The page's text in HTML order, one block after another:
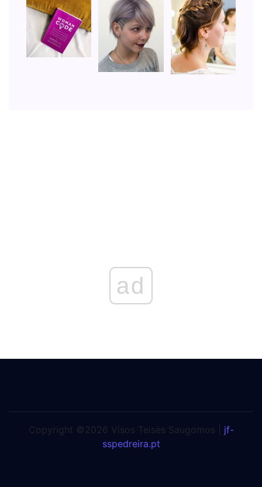
ad
Copyright ©2026 Visos Teisės Saugomos | jf-
sspedreira.pt